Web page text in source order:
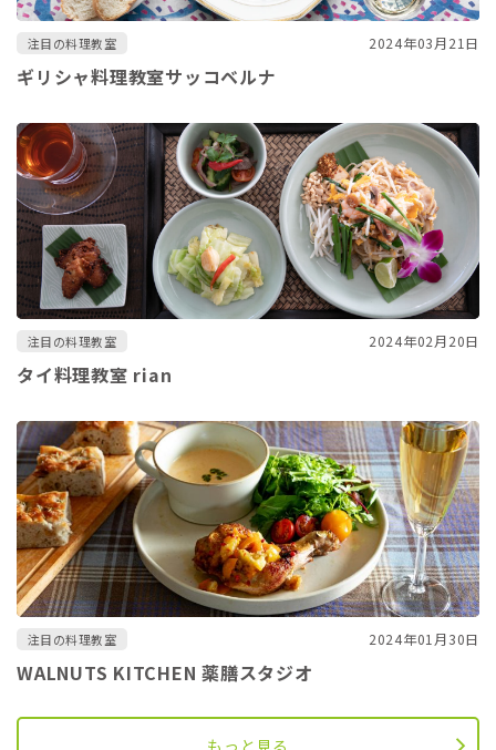
注目の料理教室 2024年03月21日
ギリシャ料理教室サッコベルナ
注目の料理教室 2024年02月20日
タイ料理教室 rian
注目の料理教室 2024年01月30日
WALNUTS KITCHEN 薬膳スタジオ
もっと見る